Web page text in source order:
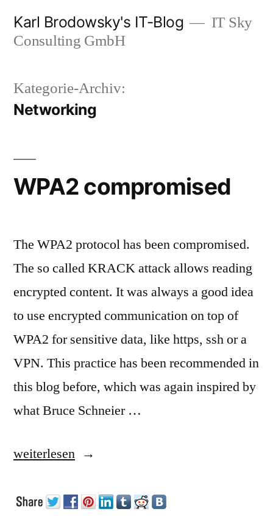
Inhalt
Karl Brodowsky's IT-Blog
IT Sky
Consulting GmbH
Kategorie-Archiv:
Networking
WPA2 compromised
The WPA2 protocol has been compromised.
The so called KRACK attack allows reading
encrypted content. It was always a good idea
to use encrypted communication on top of
WPA2 for sensitive data, like https, ssh or a
VPN. This practice has been recommended in
this blog before, which was again inspired by
what Bruce Schneier …
„WPA2
weiterlesen